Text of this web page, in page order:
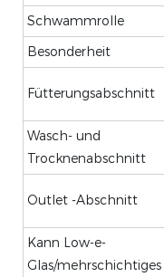
Schwammrolle
Besonderheit
Fütterungsabschnitt
Wasch- und
Trocknenabschnitt
Outlet -Abschnitt
Kann Low-e-
Glas/mehrschichtiges